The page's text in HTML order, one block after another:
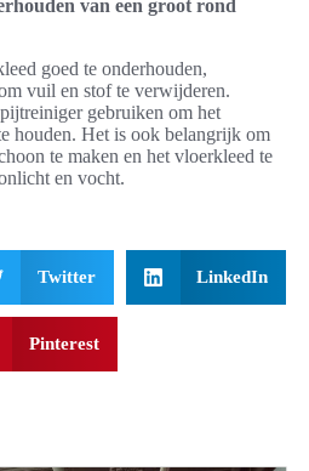
van een groot rond
goed te onderhouden,
vuil en stof te verwijderen.
gebruiken om het
houden. Het is ook belangrijk om
te maken en het vloerkleed te
en vocht.
Twitter LinkedIn
Pinterest